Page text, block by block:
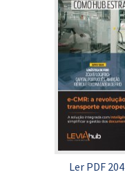
Ler PDF 204